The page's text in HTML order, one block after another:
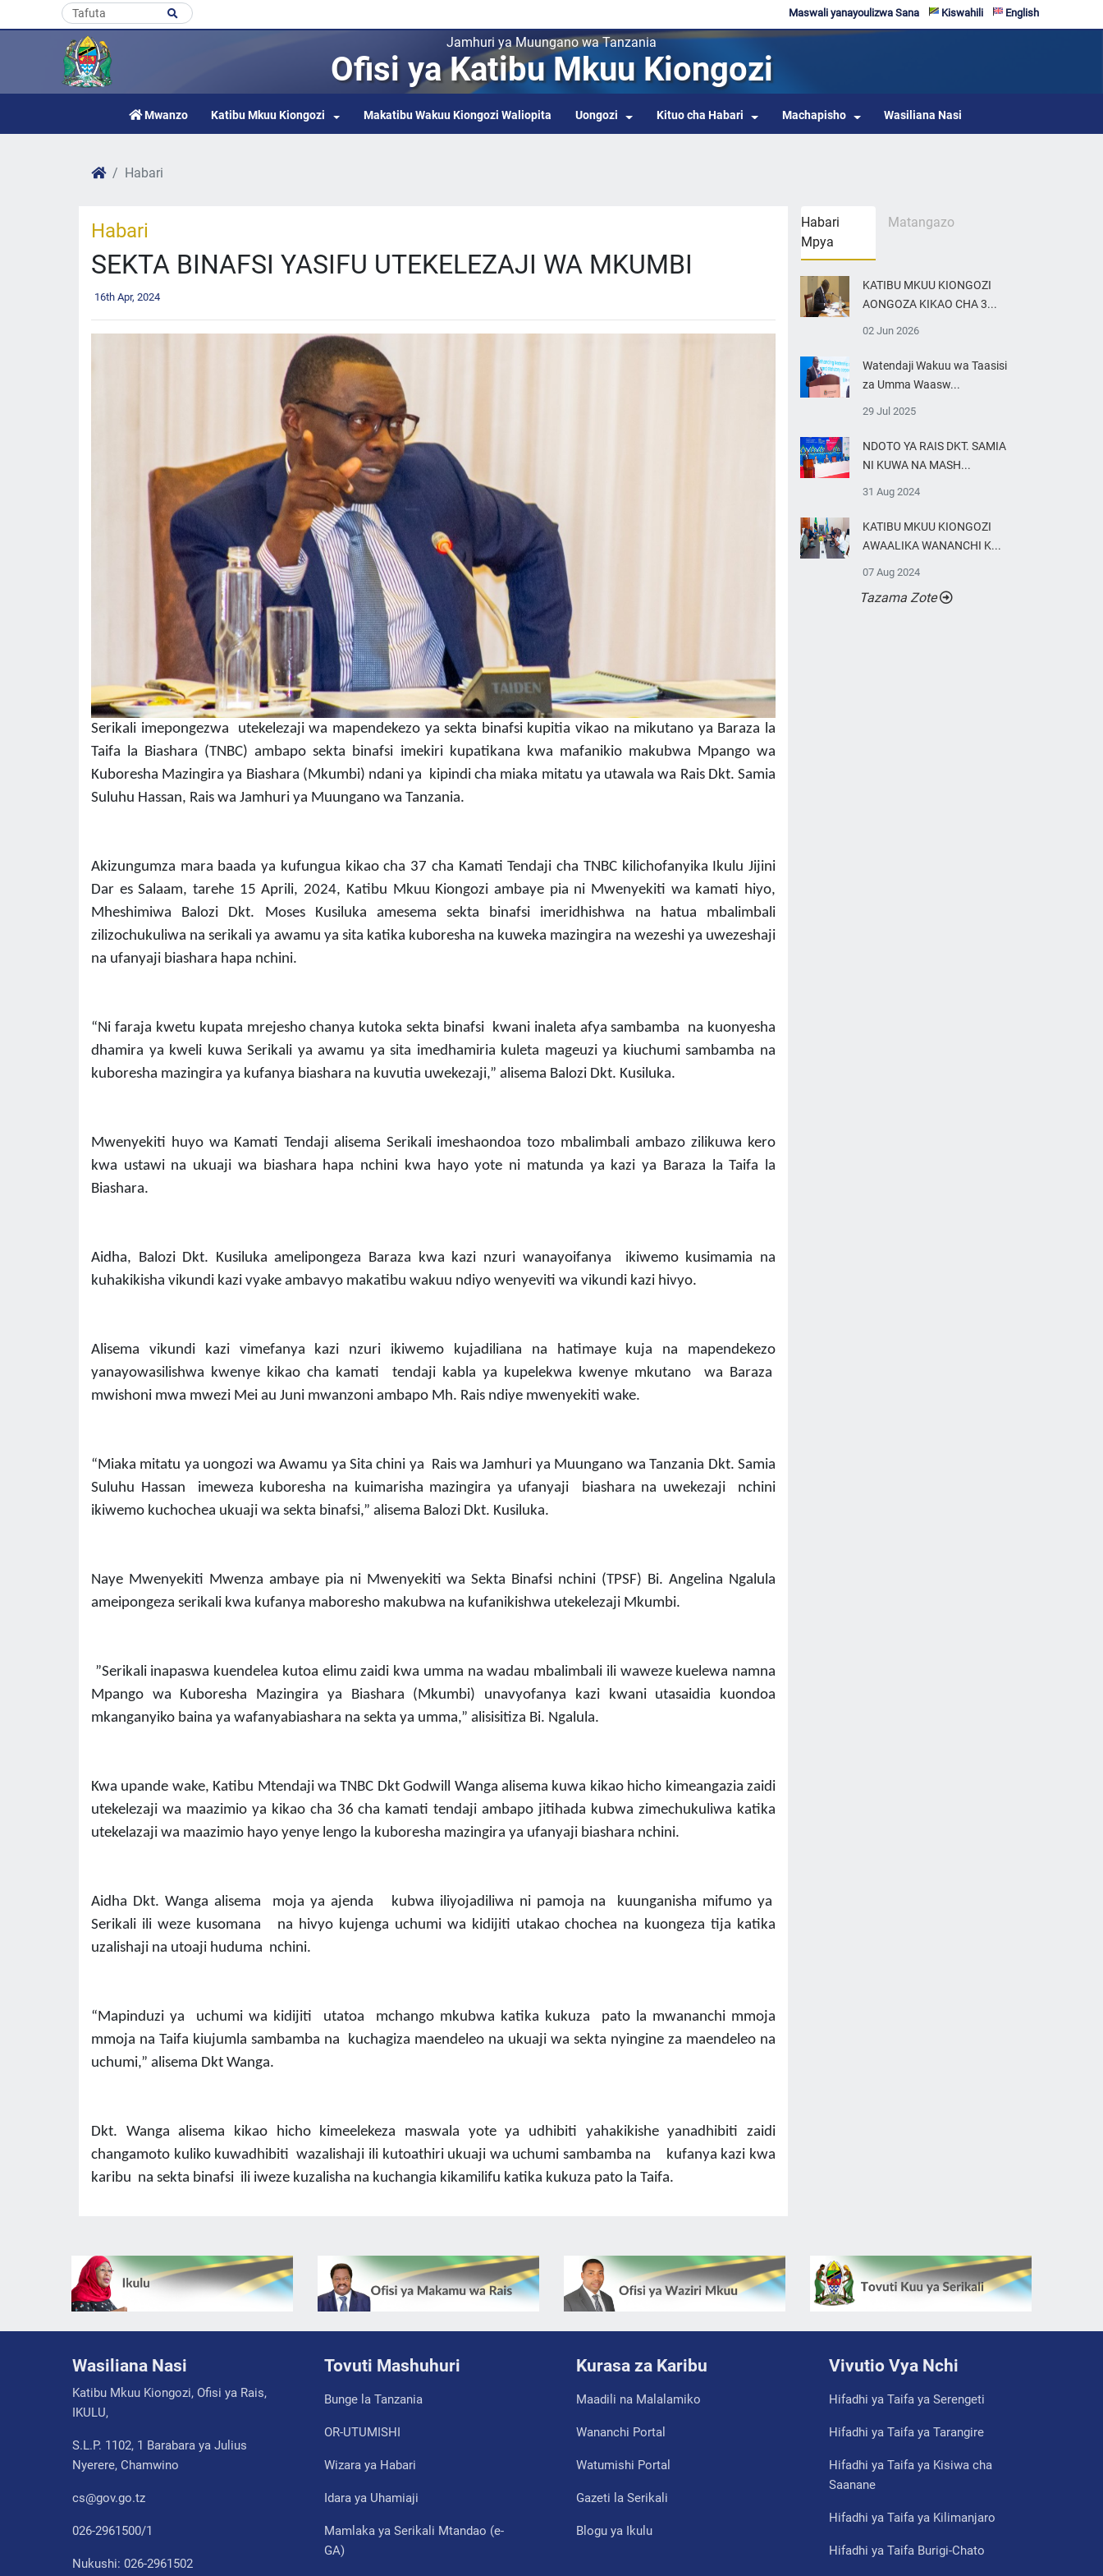
English
Kiswahili
Maswali yanayoulizwa Sana
Jamhuri ya Muungano wa Tanzania
Ofisi ya Katibu Mkuu Kiongozi
Mwanzo Katibu Mkuu Kiongozi Makatibu Wakuu Kiongozi Waliopita Uongozi Kituo cha Habari Machapisho Wasiliana Nasi
Habari
Habari
SEKTA BINAFSI YASIFU UTEKELEZAJI WA MKUMBI
16th Apr, 2024
Serikali imepongezwa utekelezaji wa mapendekezo ya sekta binafsi kupitia vikao na mikutano ya Baraza la
Taifa la Biashara (TNBC) ambapo sekta binafsi imekiri kupatikana kwa mafanikio makubwa Mpango wa
Kuboresha Mazingira ya Biashara (Mkumbi) ndani ya kipindi cha miaka mitatu ya utawala wa Rais Dkt. Samia
Suluhu Hassan, Rais wa Jamhuri ya Muungano wa Tanzania.
Akizungumza mara baada ya kufungua kikao cha 37 cha Kamati Tendaji cha TNBC kilichofanyika Ikulu Jijini
Dar es Salaam, tarehe 15 Aprili, 2024, Katibu Mkuu Kiongozi ambaye pia ni Mwenyekiti wa kamati hiyo,
Mheshimiwa Balozi Dkt. Moses Kusiluka amesema sekta binafsi imeridhishwa na hatua mbalimbali
zilizochukuliwa na serikali ya awamu ya sita katika kuboresha na kuweka mazingira na wezeshi ya uwezeshaji
na ufanyaji biashara hapa nchini.
“Ni faraja kwetu kupata mrejesho chanya kutoka sekta binafsi kwani inaleta afya sambamba na kuonyesha
dhamira ya kweli kuwa Serikali ya awamu ya sita imedhamiria kuleta mageuzi ya kiuchumi sambamba na
kuboresha mazingira ya kufanya biashara na kuvutia uwekezaji,” alisema Balozi Dkt. Kusiluka.
Mwenyekiti huyo wa Kamati Tendaji alisema Serikali imeshaondoa tozo mbalimbali ambazo zilikuwa kero
kwa ustawi na ukuaji wa biashara hapa nchini kwa hayo yote ni matunda ya kazi ya Baraza la Taifa la
Biashara.
Aidha, Balozi Dkt. Kusiluka amelipongeza Baraza kwa kazi nzuri wanayoifanya ikiwemo kusimamia na
kuhakikisha vikundi kazi vyake ambavyo makatibu wakuu ndiyo wenyeviti wa vikundi kazi hivyo.
Alisema vikundi kazi vimefanya kazi nzuri ikiwemo kujadiliana na hatimaye kuja na mapendekezo
yanayowasilishwa kwenye kikao cha kamati tendaji kabla ya kupelekwa kwenye mkutano wa Baraza
mwishoni mwa mwezi Mei au Juni mwanzoni ambapo Mh. Rais ndiye mwenyekiti wake.
“Miaka mitatu ya uongozi wa Awamu ya Sita chini ya Rais wa Jamhuri ya Muungano wa Tanzania Dkt. Samia
Suluhu Hassan imeweza kuboresha na kuimarisha mazingira ya ufanyaji biashara na uwekezaji nchini
ikiwemo kuchochea ukuaji wa sekta binafsi,” alisema Balozi Dkt. Kusiluka.
Naye Mwenyekiti Mwenza ambaye pia ni Mwenyekiti wa Sekta Binafsi nchini (TPSF) Bi. Angelina Ngalula
ameipongeza serikali kwa kufanya maboresho makubwa na kufanikishwa utekelezaji Mkumbi.
”Serikali inapaswa kuendelea kutoa elimu zaidi kwa umma na wadau mbalimbali ili waweze kuelewa namna
Mpango wa Kuboresha Mazingira ya Biashara (Mkumbi) unavyofanya kazi kwani utasaidia kuondoa
mkanganyiko baina ya wafanyabiashara na sekta ya umma,” alisisitiza Bi. Ngalula.
Kwa upande wake, Katibu Mtendaji wa TNBC Dkt Godwill Wanga alisema kuwa kikao hicho kimeangazia zaidi
utekelezaji wa maazimio ya kikao cha 36 cha kamati tendaji ambapo jitihada kubwa zimechukuliwa katika
utekelazaji wa maazimio hayo yenye lengo la kuboresha mazingira ya ufanyaji biashara nchini.
Aidha Dkt. Wanga alisema moja ya ajenda kubwa iliyojadiliwa ni pamoja na kuunganisha mifumo ya
Serikali ili weze kusomana na hivyo kujenga uchumi wa kidijiti utakao chochea na kuongeza tija katika
uzalishaji na utoaji huduma nchini.
“Mapinduzi ya uchumi wa kidijiti utatoa mchango mkubwa katika kukuza pato la mwananchi mmoja
mmoja na Taifa kiujumla sambamba na kuchagiza maendeleo na ukuaji wa sekta nyingine za maendeleo na
uchumi,” alisema Dkt Wanga.
Dkt. Wanga alisema kikao hicho kimeelekeza maswala yote ya udhibiti yahakikishe yanadhibiti zaidi
changamoto kuliko kuwadhibiti wazalishaji ili kutoathiri ukuaji wa uchumi sambamba na kufanya kazi kwa
karibu na sekta binafsi ili iweze kuzalisha na kuchangia kikamilifu katika kukuza pato la Taifa.
Habari
Mpya
Matangazo
KATIBU MKUU KIONGOZI
AONGOZA KIKAO CHA 3...
02 Jun 2026
Watendaji Wakuu wa Taasisi
za Umma Waasw...
29 Jul 2025
NDOTO YA RAIS DKT. SAMIA
NI KUWA NA MASH...
31 Aug 2024
KATIBU MKUU KIONGOZI
AWAALIKA WANANCHI K...
07 Aug 2024
Tazama Zote
Wasiliana Nasi
Katibu Mkuu Kiongozi, Ofisi ya Rais,
IKULU,
S.L.P. 1102, 1 Barabara ya Julius
Nyerere, Chamwino
cs@gov.go.tz
026-2961500/1
Nukushi: 026-2961502
Tovuti Mashuhuri
Bunge la Tanzania
OR-UTUMISHI
Wizara ya Habari
Idara ya Uhamiaji
Mamlaka ya Serikali Mtandao (e-
GA)
Kurasa za Karibu
Maadili na Malalamiko
Wananchi Portal
Watumishi Portal
Gazeti la Serikali
Blogu ya Ikulu
Vivutio Vya Nchi
Hifadhi ya Taifa ya Serengeti
Hifadhi ya Taifa ya Tarangire
Hifadhi ya Taifa ya Kisiwa cha
Saanane
Hifadhi ya Taifa ya Kilimanjaro
Hifadhi ya Taifa Burigi-Chato